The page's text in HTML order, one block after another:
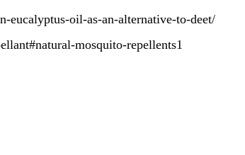
eucalyptus-oil-as-an-alternative-to-deet/
mosquito-repellents1